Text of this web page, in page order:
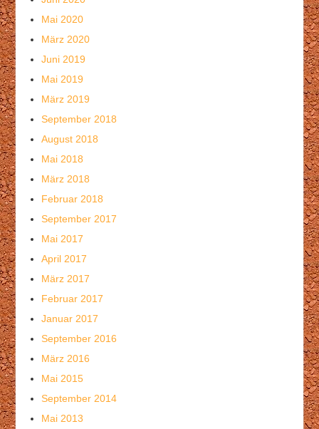
Mai 2020
März 2020
Juni 2019
Mai 2019
März 2019
September 2018
August 2018
Mai 2018
März 2018
Februar 2018
September 2017
Mai 2017
April 2017
März 2017
Februar 2017
Januar 2017
September 2016
März 2016
Mai 2015
September 2014
Mai 2013